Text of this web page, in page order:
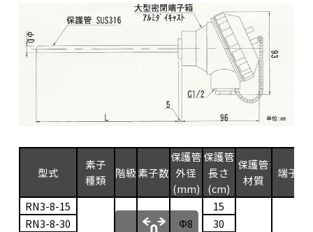
型式
素子
種類
階級素子数
保護管
外径
(mm)
保護管
長さ
(cm)
保護管
材質
端子箱
RN3-8-15
Φ8
15
RN3-8-30
30